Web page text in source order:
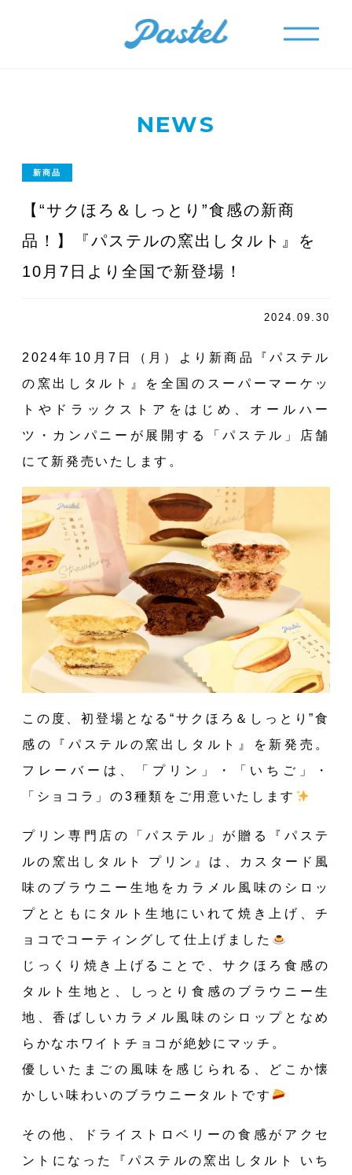
メニュー
NEWS
新商品
【“サクほろ＆しっとり”食感の新商
品！】『パステルの窯出しタルト』を
10月7日より全国で新登場！
2024.09.30
2024年10月7日（月）より新商品『パステル
の窯出しタルト』を全国のスーパーマーケッ
トやドラックストアをはじめ、オールハー
ツ・カンパニーが展開する「パステル」店舗
にて新発売いたします。
この度、初登場となる“サクほろ＆しっとり”食
感の『パステルの窯出しタルト』を新発売。
フレーバーは、「プリン」・「いちご」・
「ショコラ」の3種類をご用意いたします
プリン専門店の「パステル」が贈る『パステ
ルの窯出しタルト プリン』は、カスタード風
味のブラウニー生地をカラメル風味のシロッ
プとともにタルト生地にいれて焼き上げ、チ
ョコでコーティングして仕上げました
じっくり焼き上げることで、サクほろ食感の
タルト生地と、しっとり食感のブラウニー生
地、香ばしいカラメル風味のシロップとなめ
らかなホワイトチョコが絶妙にマッチ。
優しいたまごの風味を感じられる、どこか懐
かしい味わいのブラウニータルトです
その他、ドライストロベリーの食感がアクセ
ントになった『パステルの窯出しタルト いち